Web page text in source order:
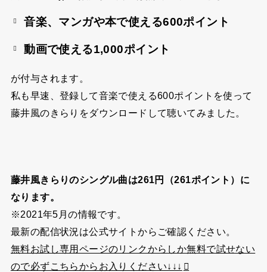
音楽、マンガや本で使える600ポイント
動画で使える1,000ポイント
が付与されます。
私も早速、登録して音楽で使える600ポイントを使って
藤井風のきらりをダウンロードして聴いてみました。
藤井風きらりのシングル曲は261円（261ポイント）に
なります。
※2021年5月の情報です。
最新の配信状況は公式サイトからご確認ください。
無料お試し専用ページのリンクからしか無料で試せない
ので必ずこちらからお入りください↓↓↓